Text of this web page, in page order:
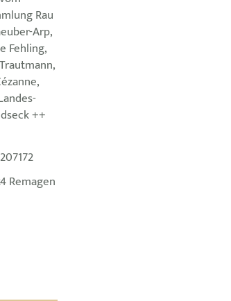
Rau
Arp,
Fehling,
++
Remagen